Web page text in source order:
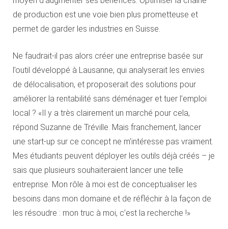
de production est une voie bien plus prometteuse et
permet de garder les industries en Suisse.
Ne faudrait-il pas alors créer une entreprise basée sur
l’outil développé à Lausanne, qui analyserait les envies
de délocalisation, et proposerait des solutions pour
améliorer la rentabilité sans déménager et tuer l’emploi
local ? «Il y a très clairement un marché pour cela,
répond Suzanne de Tréville. Mais franchement, lancer
une start-up sur ce concept ne m’intéresse pas vraiment.
Mes étudiants peuvent déployer les outils déjà créés – je
sais que plusieurs souhaiteraient lancer une telle
entreprise. Mon rôle à moi est de conceptualiser les
besoins dans mon domaine et de réfléchir à la façon de
les résoudre : mon truc à moi, c’est la recherche !»